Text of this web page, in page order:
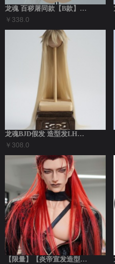
龙魂 百秽屠同款【B款】造型发LHWG3...
￥338.0
龙魂BJD假发 造型发LHWG3-S00...
￥308.0
【限量】【炎帝宣发造型发（ 设计师亲制）...